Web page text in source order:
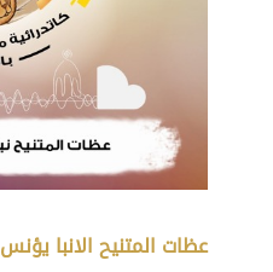
عظات المتنيح الانبا يؤنس